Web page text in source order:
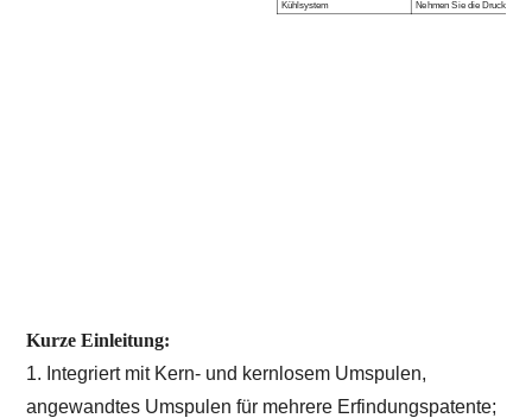
Kühlsystem Nehmen Sie die Druckluft
Kurze Einleitung:
1. Integriert mit Kern- und kernlosem Umspulen,
angewandtes Umspulen für mehrere Erfindungspatente;